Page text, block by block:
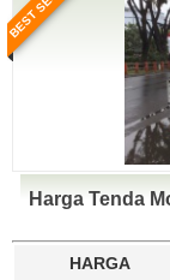
Harga Tenda
HARGA